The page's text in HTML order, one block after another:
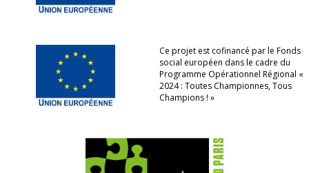
Ce projet est cofinancé par le Fonds
social européen dans le cadre du
Programme Opérationnel Régional «
2024 : Toutes Championnes, Tous
Champions ! »